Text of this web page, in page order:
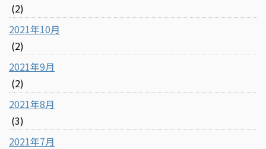
(2)
2021年10月
(2)
2021年9月
(2)
2021年8月
(3)
2021年7月